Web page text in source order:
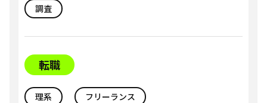
調査
転職
理系 フリーランス